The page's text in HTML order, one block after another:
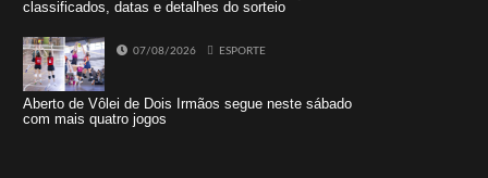
classificados, datas e detalhes do sorteio
07/08/2026 ESPORTE
Aberto de Vôlei de Dois Irmãos segue neste sábado
com mais quatro jogos